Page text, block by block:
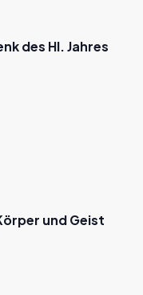
des Hl. Jahres
und Geist